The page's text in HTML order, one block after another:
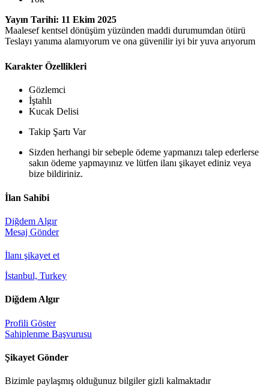
Yayın Tarihi: 11 Ekim 2025
Maalesef kentsel dönüşüm yüzünden maddi durumumdan ötürü
Teslayı yanıma alamıyorum ve ona güvenilir iyi bir yuva arıyorum
Karakter Özellikleri
Gözlemci
İştahlı
Kucak Delisi
Takip Şartı Var
Sizden herhangi bir sebeple ödeme yapmanızı talep ederlerse
sakın ödeme yapmayınız ve lütfen ilanı şikayet ediniz veya
bize bildiriniz.
İlan Sahibi
Diğdem Algır
Mesaj Gönder
İlanı şikayet et
İstanbul, Turkey
Diğdem Algır
Profili Göster
Sahiplenme Başvurusu
Şikayet Gönder
Bizimle paylaşmış olduğunuz bilgiler gizli kalmaktadır